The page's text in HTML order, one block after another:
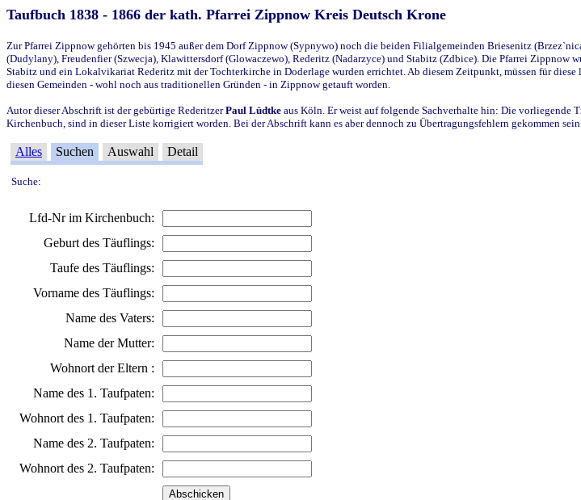
Taufbuch 1838 - 1866 der kath. Pfarrei Zippnow Kreis Deutsch Krone
Zur Pfarrei Zippnow gehörten bis 1945 außer dem Dorf Zippnow (Sypnywo) noch die beiden Filialgemeinden Briesenitz
(Dudylany), Freudenfier (Szwecja), Klawittersdorf (Glowaczewo), Rederitz (Nadarzyce) und Stabitz (Zdbice). Die Pfarrei
Stabitz und ein Lokalvikariat Rederitz mit der Tochterkirche in Doderlage wurden errichtet. Ab diesem Zeitpunkt, müssen für
diesen Gemeinden - wohl noch aus traditionellen Gründen - in Zippnow getauft worden.
Autor dieser Abschrift ist der gebürtige RederitzerPaul Lüdtke aus Köln. Er weist auf folgende Sachverhalte hin: Die vorliegende
Kirchenbuch, sind in dieser Liste korrigiert worden. Bei der Abschrift kann es aber dennoch zu Übertragungsfehlern gekommen
Alles Suchen Auswahl Detail
Suche:
Lfd-Nr im Kirchenbuch:
Geburt des Täuflings:
Taufe des Täuflings:
Vorname des Täuflings:
Name des Vaters:
Name der Mutter:
Wohnort der Eltern :
Name des 1. Taufpaten:
Wohnort des 1. Taufpaten:
Name des 2. Taufpaten:
Wohnort des 2. Taufpaten: